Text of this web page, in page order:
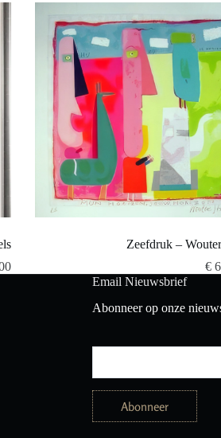
Zeefdruk –
€
Email Nieuwsbrief
Abonneer op onze
a
i
l
*
Abonneer